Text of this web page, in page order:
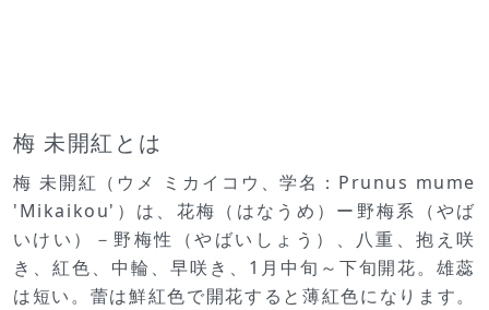
梅 未開紅とは
梅 未開紅（ウメ ミカイコウ、学名：Prunus mume
'Mikaikou'）は、花梅（はなうめ）ー野梅系（やば
いけい）－野梅性（やばいしょう）、八重、抱え咲
き、紅色、中輪、早咲き、1月中旬～下旬開花。雄蕊
は短い。蕾は鮮紅色で開花すると薄紅色になります。